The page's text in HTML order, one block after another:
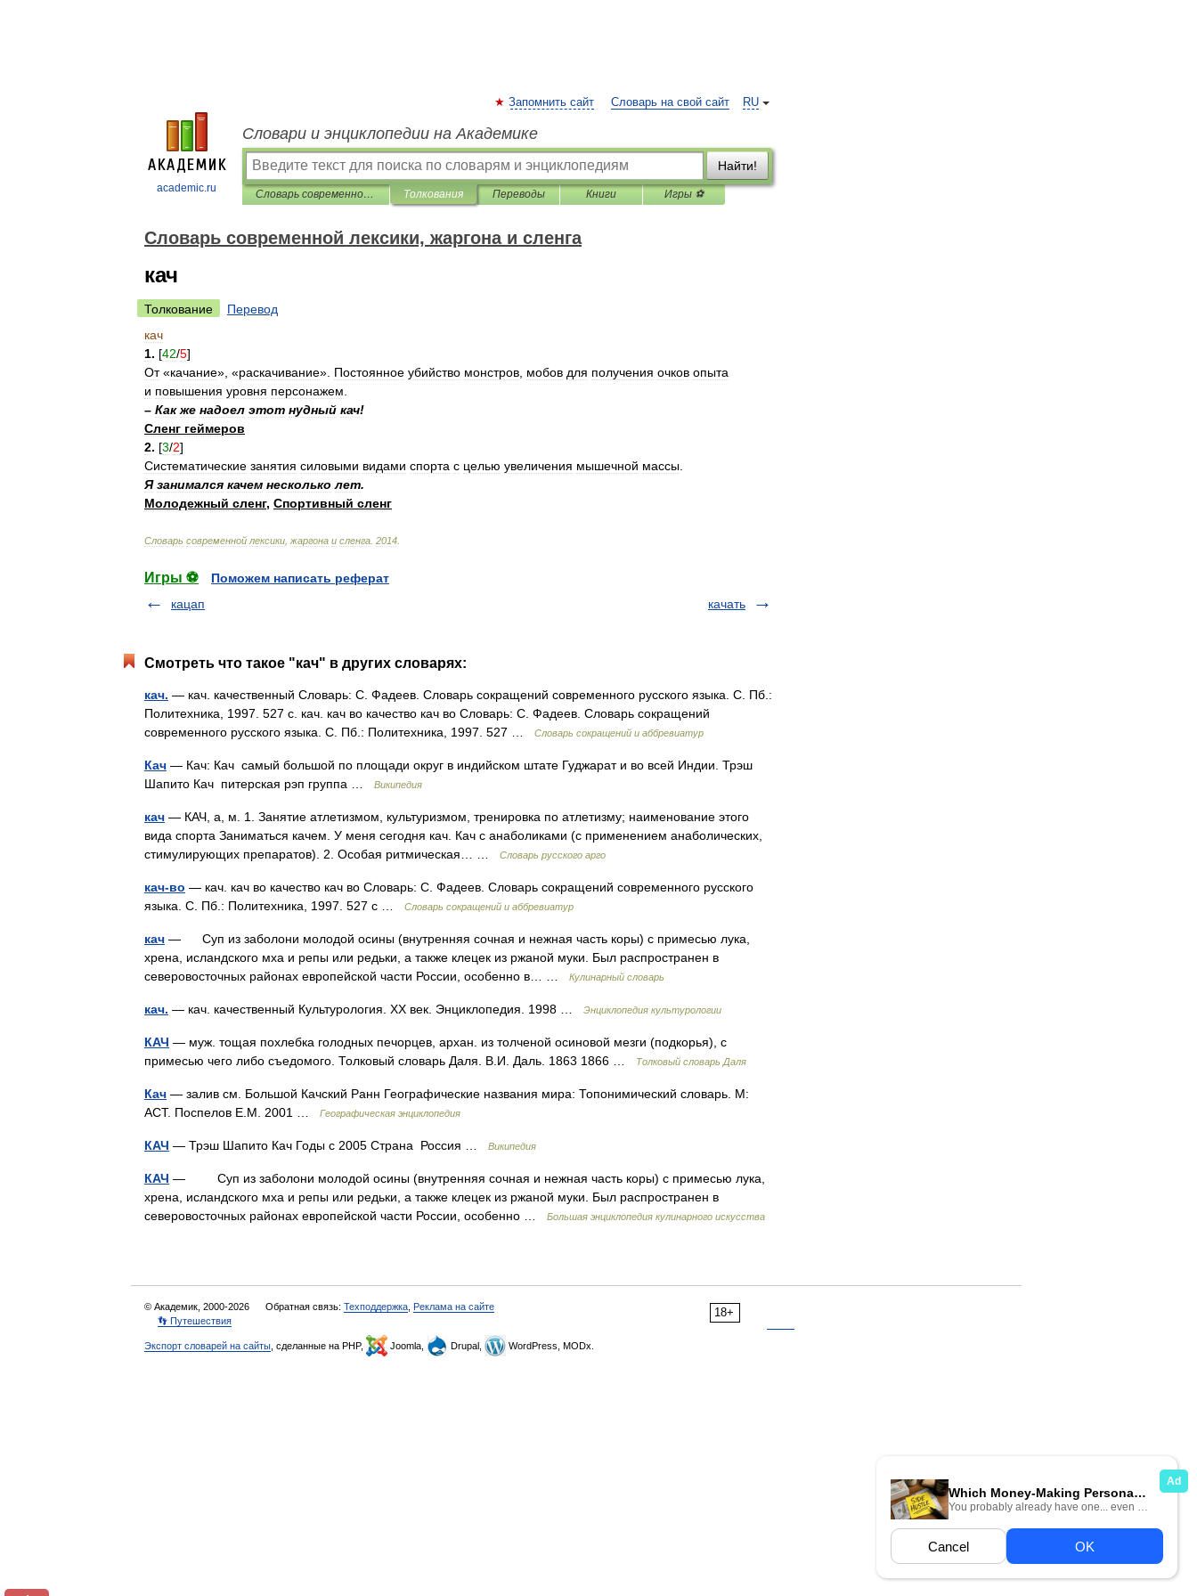
academic.ru
RU
Запомнить сайт Словарь на свой сайт
Словари и энциклопедии на Академике
Найти!
Cловарь современной лексики, жаргона и сленга Толкования Переводы Книги Игры ⚽
Cловарь современной лексики, жаргона и сленга
кач
Толкование
Перевод
кач
1. [42/5]
От«качание», «раскачивание». Постоянное убийство монстров мобов для получения очков опыта
и повышения уровня персонажем
– Как же надоел этот нудный кач!
Сленг геймеров
2. [3/2]
Систематические занятия силовыми видами спорта с целью увеличения мышечной массы
Я занимался качем несколько лет.
Молодежный сленг, Спортивный сленг
Cловарь современной лексики жаргона и сленга 2014
Игры ⚽
Поможем написать реферат
кацап
качать
Смотреть что такое "кач" в других словарях:
кач. — кач. качественный Словарь: С. Фадеев. Словарь сокращений современного русского языка. С. Пб.:
Политехника, 1997. 527 с. кач. кач во качество кач во Словарь: С. Фадеев. Словарь сокращений
современного русского языка. С. Пб.: Политехника, 1997. 527 …
Словарь сокращений и аббревиатур
Кач — Кач: Кач самый большой по площади округ в индийском штате Гуджарат и во всей Индии. Трэш
Шапито Кач питерская рэп группа …
Википедия
кач — КАЧ, а, м. 1. Занятие атлетизмом, культуризмом, тренировка по атлетизму; наименование этого
вида спорта Заниматься качем. У меня сегодня кач. Кач с анаболиками (с применением анаболических,
стимулирующих препаратов). 2. Особая ритмическая… …
Словарь русского арго
кач-во — кач. кач во качество кач во Словарь: С. Фадеев. Словарь сокращений современного русского
языка. С. Пб.: Политехника, 1997. 527 с …
Словарь сокращений и аббревиатур
кач — Суп из заболони молодой осины (внутренняя сочная и нежная часть коры) с примесью лука,
хрена, исландского мха и репы или редьки, а также клецек из ржаной муки. Был распространен в
северовосточных районах европейской части России, особенно в… …
Кулинарный словарь
кач. — кач. качественный Культурология. XX век. Энциклопедия. 1998 … Энциклопедия культурологии
КАЧ — муж. тощая похлебка голодных печорцев, архан. из толченой осиновой мезги (подкорья), с
примесью чего либо съедомого. Толковый словарь Даля. В.И. Даль. 1863 1866 …
Толковый словарь Даля
Кач — залив см. Большой Качский Ранн Географические названия мира: Топонимический словарь. М:
АСТ. Поспелов Е.М. 2001 …
Географическая энциклопедия
КАЧ — Трэш Шапито Кач Годы с 2005 Страна Россия … Википедия
КАЧ — Суп из заболони молодой осины (внутренняя сочная и нежная часть коры) с примесью лука,
хрена, исландского мха и репы или редьки, а также клецек из ржаной муки. Был распространен в
северовосточных районах европейской части России, особенно …
Большая энциклопедия кулинарного искусства
18+
© Академик, 2000-2026 Обратная связь: Техподдержка Реклама на сайте
👣 Путешествия
Экспорт словарей на сайты , сделанные на PHP, Joomla, Drupal, WordPress, MODx.